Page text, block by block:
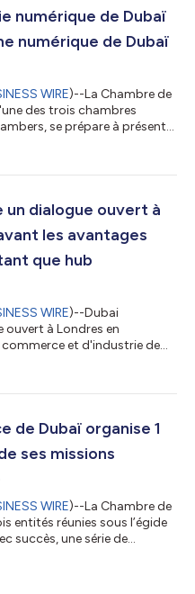
numérique de Dubaï
numérique de Dubaï
WIRE)--La Chambre de
des trois chambres
se prépare à présenter
juin au 1er juillet à Messe
la position de Dubaï
un dialogue ouvert à
les avantages
que hub
WIRE)--Dubai
ouvert à Londres en
et d'industrie de
britanniques de premier
à l’événement, aux côtés
de Dubaï organise 1
ses missions
WIRE)--La Chambre de
entités réunies sous l’égide
succès, une série de